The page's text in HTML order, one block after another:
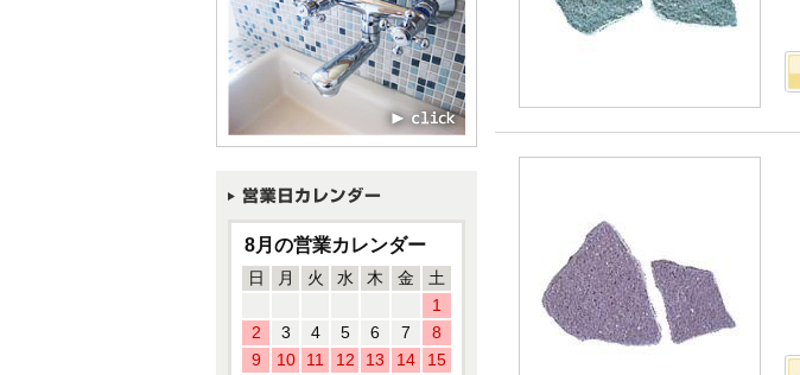
8月の営業カレンダー
日 月 火 水 木 金
土
1
2
3 4 5 6 7
8
9
10 11 12 13 14
15